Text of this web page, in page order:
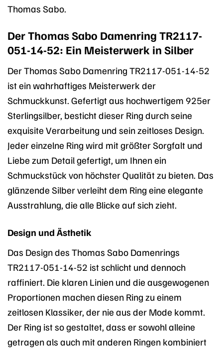
Thomas Sabo.
Der Thomas Sabo Damenring TR2117-
051-14-52: Ein Meisterwerk in Silber
Der Thomas Sabo Damenring TR2117-051-14-52
ist ein wahrhaftiges Meisterwerk der
Schmuckkunst. Gefertigt aus hochwertigem 925er
Sterlingsilber, besticht dieser Ring durch seine
exquisite Verarbeitung und sein zeitloses Design.
Jeder einzelne Ring wird mit größter Sorgfalt und
Liebe zum Detail gefertigt, um Ihnen ein
Schmuckstück von höchster Qualität zu bieten. Das
glänzende Silber verleiht dem Ring eine elegante
Ausstrahlung, die alle Blicke auf sich zieht.
Design und Ästhetik
Das Design des Thomas Sabo Damenrings
TR2117-051-14-52 ist schlicht und dennoch
raffiniert. Die klaren Linien und die ausgewogenen
Proportionen machen diesen Ring zu einem
zeitlosen Klassiker, der nie aus der Mode kommt.
Der Ring ist so gestaltet, dass er sowohl alleine
getragen als auch mit anderen Ringen kombiniert